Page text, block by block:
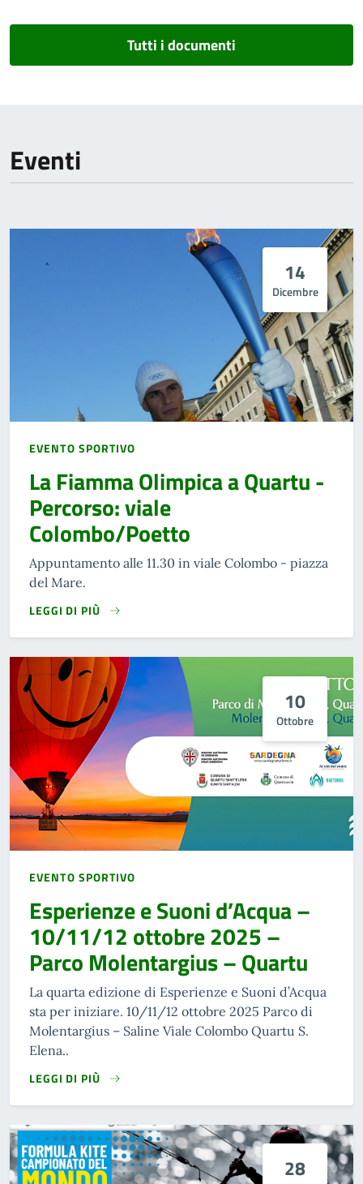
Tutti i documenti
Eventi
14
Dicembre
EVENTO SPORTIVO
La Fiamma Olimpica a Quartu -
Percorso: viale
Colombo/Poetto
Appuntamento alle 11.30 in viale Colombo - piazza
del Mare.
LEGGI DI PIÙ
10
Ottobre
EVENTO SPORTIVO
Esperienze e Suoni d’Acqua –
10/11/12 ottobre 2025 –
Parco Molentargius – Quartu
La quarta edizione di Esperienze e Suoni d’Acqua
sta per iniziare. 10/11/12 ottobre 2025 Parco di
Molentargius – Saline Viale Colombo Quartu S.
Elena..
LEGGI DI PIÙ
28